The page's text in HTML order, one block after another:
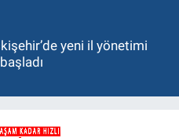
yeni il yönetimi